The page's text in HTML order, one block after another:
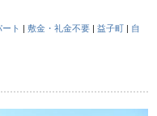
ト |敷金・礼金不要 |益子町 | 自